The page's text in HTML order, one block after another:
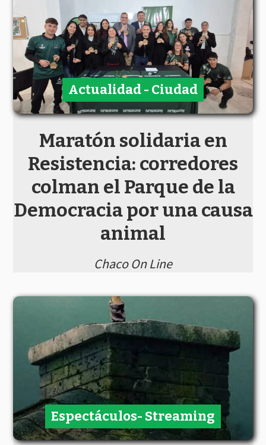
Maratón solidaria en
Resistencia: corredores
colman el Parque de la
Democracia por una causa
animal
Chaco On Line
Actualidad - Ciudad
Espectáculos- Streaming